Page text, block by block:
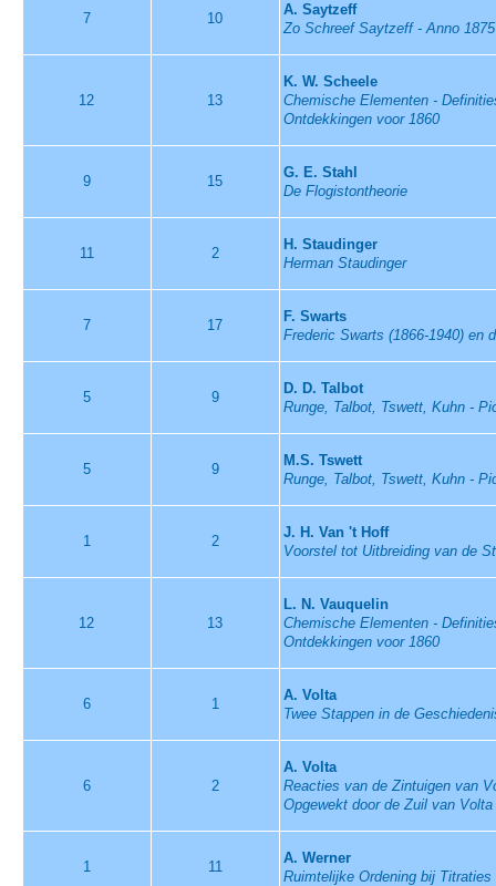
7 10
A. Saytzeff
Zo Schreef Saytzeff - Anno 1875
12 13
K. W. Scheele
Chemische Elementen -
Ontdekkingen voor 1860
9 15
G. E. Stahl
De Flogistontheorie
11 2
H. Staudinger
Herman Staudinger
7 17
F. Swarts
Frederic Swarts (1866-1940) en
5 9
D. D. Talbot
Runge, Talbot, Tswett, Kuhn -
5 9
M.S. Tswett
Runge, Talbot, Tswett, Kuhn -
1 2
J. H. Van 't Hoff
Voorstel tot Uitbreiding van de
12 13
L. N. Vauquelin
Chemische Elementen -
Ontdekkingen voor 1860
6 1
A. Volta
Twee Stappen in de
6 2
A. Volta
Reacties van de Zintuigen van
Opgewekt door de Zuil van Volta
1 11
A. Werner
Ruimtelijke Ordening bij Titraties